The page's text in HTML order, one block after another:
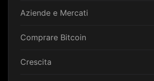
Aziende e Mercati
Comprare Bitcoin
Crescita